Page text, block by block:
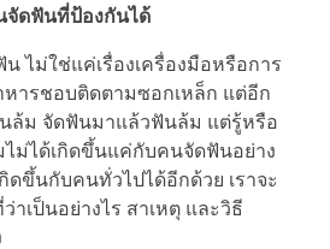
จัดฟันที่ป้องกันได้
ไม่ใช่แค่เรื่องเครื่องมือหรือการ
หารชอบติดตามซอกเหล็ก แต่อีก
ล้ม จัดฟันมาแล้วฟันล้ม แต่รู้หรือ
ม่ได้เกิดขึ้นแค่กับคนจัดฟันอย่าง
ดขึ้นกับคนทั่วไปได้อีกด้วย เราจะ
เป็นอย่างไร สาเหตุ และวิธี